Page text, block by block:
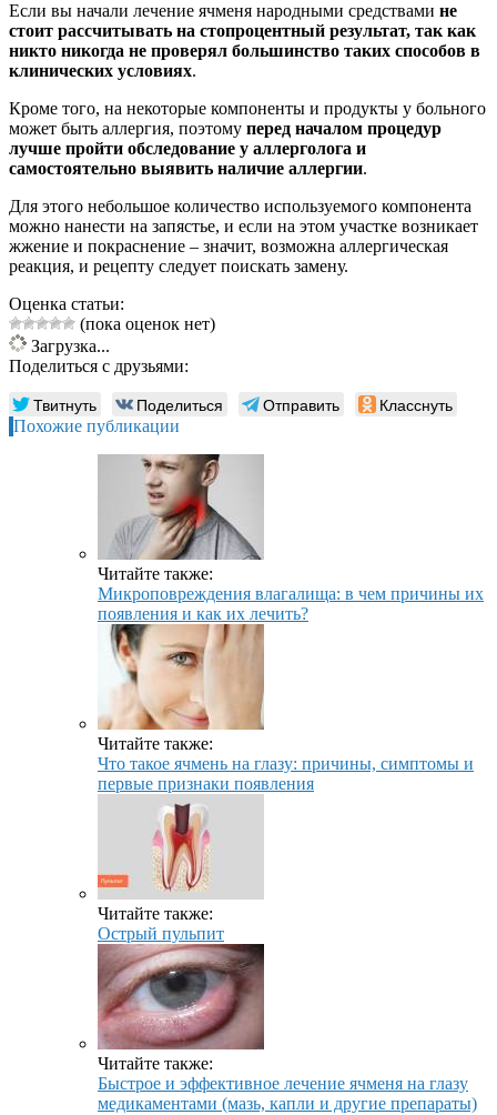
Если вы начали лечение ячменя народными средствами не
стоит рассчитывать на стопроцентный результат, так как
никто никогда не проверял большинство таких способов в
клинических условиях.
Кроме того, на некоторые компоненты и продукты у больного
может быть аллергия, поэтому перед началом процедур
лучше пройти обследование у аллерголога и
самостоятельно выявить наличие аллергии.
Для этого небольшое количество используемого компонента
можно нанести на запястье, и если на этом участке возникает
жжение и покраснение – значит, возможна аллергическая
реакция, и рецепту следует поискать замену.
Оценка статьи:
(пока оценок нет)
Загрузка...
Поделиться с друзьями:
Твитнуть Поделиться Отправить Класснуть
Похожие публикации
Читайте также:
Микроповреждения влагалища: в чем причины их
появления и как их лечить?
Читайте также:
Что такое ячмень на глазу: причины, симптомы и
первые признаки появления
Читайте также:
Острый пульпит
Читайте также:
Быстрое и эффективное лечение ячменя на глазу
медикаментами (мазь, капли и другие препараты)